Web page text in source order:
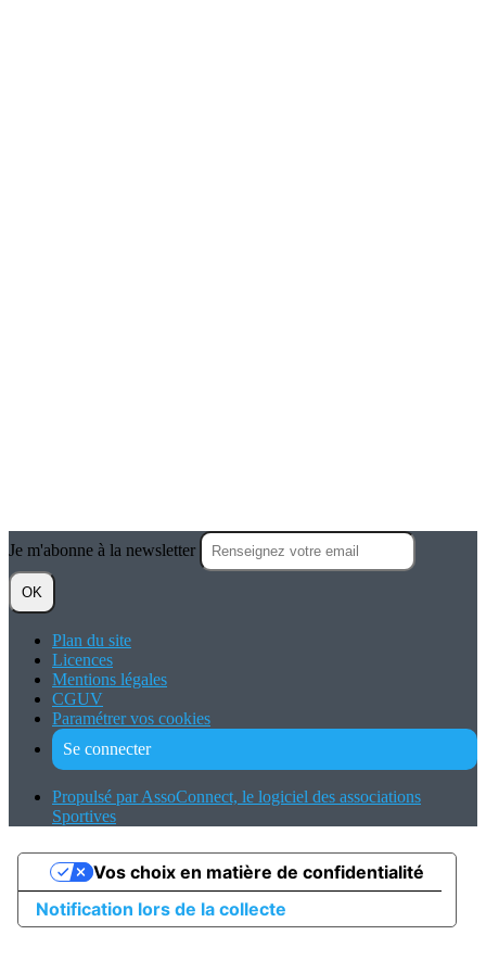
Je m'abonne à la newsletter
OK
Plan du site
Licences
Mentions légales
CGUV
Paramétrer vos cookies
Se connecter
Propulsé par AssoConnect, le logiciel des associations
Sportives
Notification lors de la collecte
Vos choix en matière de confidentialité